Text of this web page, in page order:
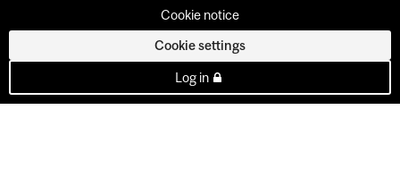
Cookie notice
Cookie settings
Log in